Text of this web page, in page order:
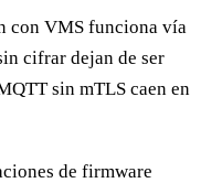
con VMS funciona vía
cifrar dejan de ser
sin mTLS caen en
de firmware